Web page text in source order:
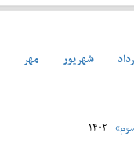
شهريور مهر
- ۱۴۰۲